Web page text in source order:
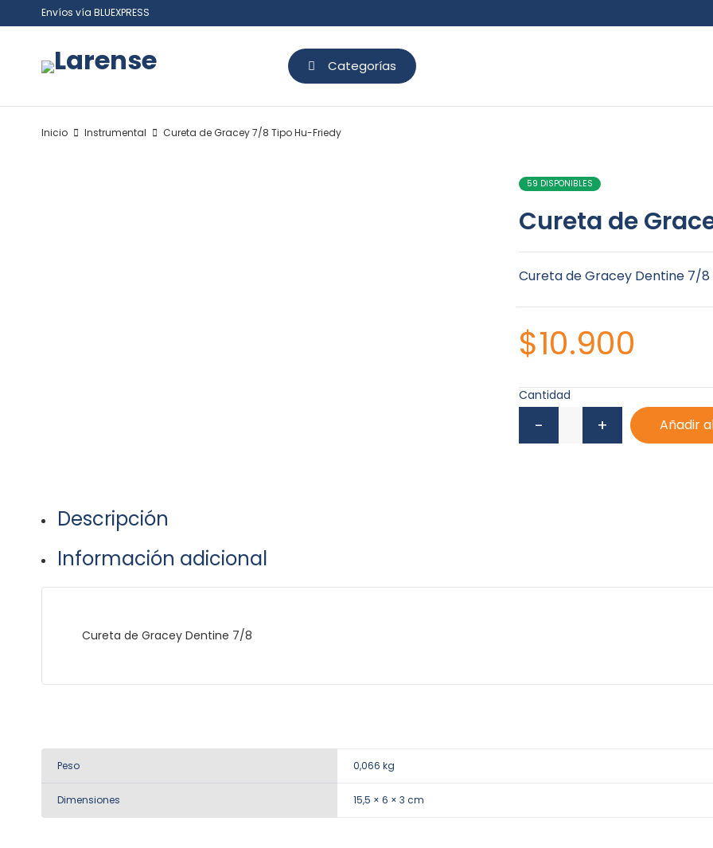
Envíos vía BLUEXPRESS
Categorías
Inicio Instrumental Cureta de Gracey 7/8 Tipo Hu-Friedy
59 DISPONIBLES
Cureta de
Cureta de Gracey Dentine 7/8
$10.900
Cantidad
Añadir
Descripción
Información adicional
Cureta de Gracey Dentine 7/8
Peso 0,066 kg
Dimensiones 15,5 × 6 × 3 cm